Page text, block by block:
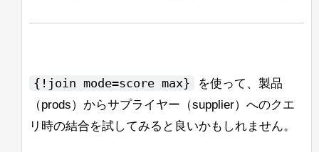
3>/solrを使用すると、configが/solr
これが意図された動作かどうかについて
助けていただけないでしょうか？
注：<ip-1>/solr,<ip-2>/solr,
8.7.0を起動すると、次のメッセージが表
その後、コンソールにはガベージコレク
ションの出力が続きますが、Solrは問題
BreakIteratorを動作させる作業をしてお
ライトするためにBreakIteratorが必要で
す。これにより、ハイライトの開始が文
の開始であり、終了が単語の終わりであ
るようにしたいです。また、いくつかの
ラメータを使用しても、Search
がないと思います。
よろしくお願いします、
Mikhail Khludnev
{!join mode=score max}
を使って、製品
（prods）からサプライヤー（supplier）へのクエ
リ時の結合を試してみると良いかもしれません。